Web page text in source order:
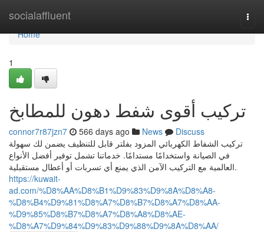
socialaffluent
Home
Home
1
تركيب أقوى شفط دهون للمطابخ
connor7r87jzn7 566 days ago News
Discuss
تركيب الشفاط الكهربائي المزود بفلتر قابل للتنظيف يضمن لك سهولة
في الصيانة واستخدامًا مستدامًا. خدماتنا تشمل توفير أفضل الأنواع
العالمية مع التركيب الآمن الذي يمنع أي تسربات أو أعطال مستقبلية.
https://kuwait-
ad.com/%D8%AA%D8%B1%D9%83%D9%8A%D8%A8-
%D8%B4%D9%81%D8%A7%D8%B7%D8%A7%D8%AA-
%D9%85%D8%B7%D8%A7%D8%A8%D8%AE-
%D8%A7%D9%84%D9%83%D9%88%D9%8A%D8%AA/